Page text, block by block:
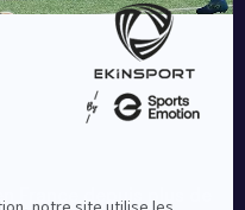
France depuis plus de